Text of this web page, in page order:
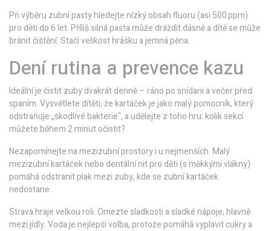
Při výběru zubní pasty hledejte nízký obsah fluoru (asi 500 ppm)
pro děti do 6 let. Příliš silná pasta může dráždit dásně a dítě se může
bránit čištění. Stačí velikost hrášku a jemná pěna.
Dení rutina a prevence kazu
Ideální je čistit zuby dvakrát denně – ráno po snídani a večer před
spaním. Vysvětlete dítěti, že kartáček je jako malý pomocník, který
odstraňuje „škodlivé bakterie“, a udělejte z toho hru: kolik sekcí
můžete během 2 minut očistit?
Nezapomínejte na mezizubní prostory i u nejmenších. Malý
mezizubní kartáček nebo dentální nit pro děti (s měkkými vlákny)
pomáhá odstranit plak mezi zuby, kde se zubní kartáček
nedostane.
Strava hraje velkou roli. Omezte sladkosti a sladké nápoje, hlavně
mezi jídly. Voda je nejlepší volba, protože pomáhá vyplavit cukry a